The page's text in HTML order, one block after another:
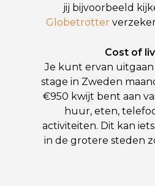
jij bijvoorbeeld
Globetrotter
Cost of
Je kunt ervan
stage in Zweden
€950 kwijt bent aan
huur, eten,
activiteiten. Dit kan
in de grotere steden